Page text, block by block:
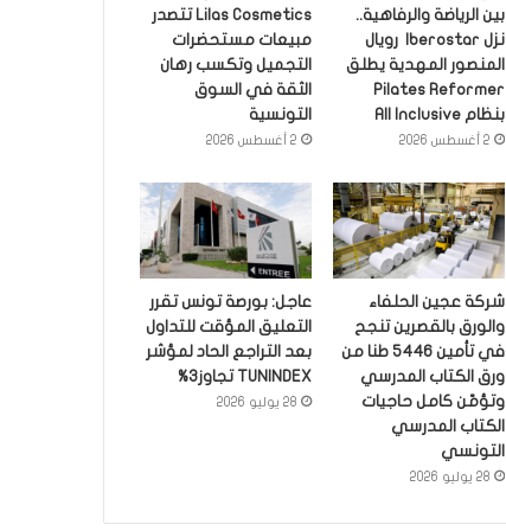
بين الرياضة والرفاهية..
نزل Iberostar رويال
المنصور المهدية يطلق
Pilates Reformer
بنظام All Inclusive
2 أغسطس 2026
Lilas Cosmetics تتصدر
مبيعات مستحضرات
التجميل وتكسب رهان
الثقة في السوق
التونسية
2 أغسطس 2026
شركة عجين الحلفاء
والورق بالقصرين تنجح
في تأمين 5446 طنا من
ورق الكتاب المدرسي
وتؤمّن كامل حاجيات
الكتاب المدرسي
التونسي
28 يوليو 2026
عاجل: بورصة تونس تقرر
التعليق المؤقت للتداول
بعد التراجع الحاد لمؤشر
TUNINDEX تجاوز3%
28 يوليو 2026